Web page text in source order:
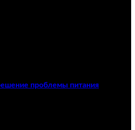
проблемы питания